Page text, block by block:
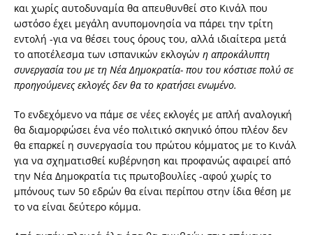
και χωρίς αυτοδυναμία θα απευθυνθεί στο Κινάλ που
ωστόσο έχει μεγάλη ανυπομονησία να πάρει την τρίτη
εντολή -για να θέσει τους όρους του, αλλά ιδιαίτερα μετά
το αποτέλεσμα των ισπανικών εκλογών η απροκάλυπτη
συνεργασία του με τη Νέα Δημοκρατία- που του κόστισε πολύ σε
προηγούμενες εκλογές δεν θα το κρατήσει ενωμένο.
Το ενδεχόμενο να πάμε σε νέες εκλογές με απλή αναλογική
θα διαμορφώσει ένα νέο πολιτικό σκηνικό όπου πλέον δεν
θα επαρκεί η συνεργασία του πρώτου κόμματος με το Κινάλ
για να σχηματισθεί κυβέρνηση και προφανώς αφαιρεί από
την Νέα Δημοκρατία τις πρωτοβουλίες -αφού χωρίς το
μπόνους των 50 εδρών θα είναι περίπου στην ίδια θέση με
το να είναι δεύτερο κόμμα.